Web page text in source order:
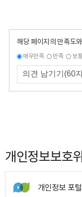
해당 페이지의 만족도
매우만족 만족 보
개인정보보호
개인정보 포털